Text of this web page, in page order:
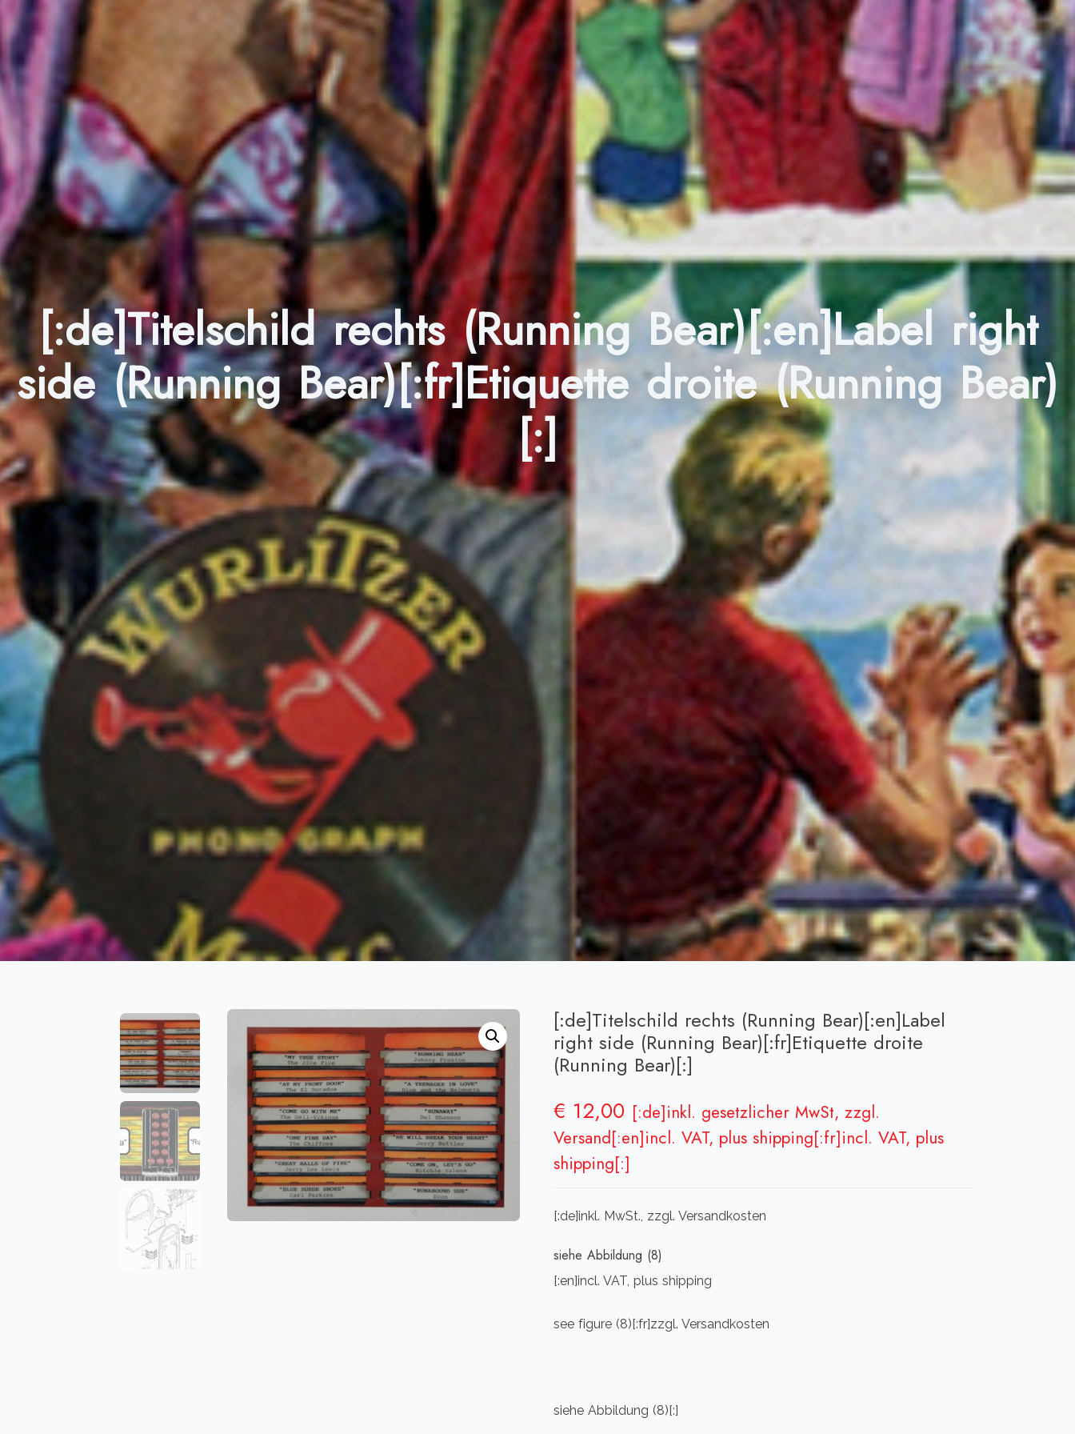
[:de]Titelschild rechts (Running Bear)[:en]Label right
side (Running Bear)[:fr]Etiquette droite (Running Bear)
[:]
[:de]Titelschild rechts (Running Bear)[:en]Label
right side (Running Bear)[:fr]Etiquette droite
(Running Bear)[:]
€ 12,00 [:de]inkl. gesetzlicher MwSt, zzgl.
Versand[:en]incl. VAT, plus shipping[:fr]incl. VAT, plus
shipping[:]
[:de]inkl. MwSt., zzgl. Versandkosten
siehe Abbildung (8)
[:en]incl. VAT, plus shipping
see figure (8)[:fr]zzgl. Versandkosten
siehe Abbildung (8)[:]